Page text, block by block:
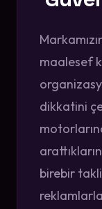
maalesef
dikkatini
birebir